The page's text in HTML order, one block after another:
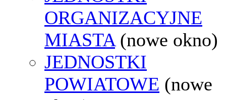
ORGANIZACYJNE
MIASTA (nowe okno)
JEDNOSTKI
POWIATOWE (nowe